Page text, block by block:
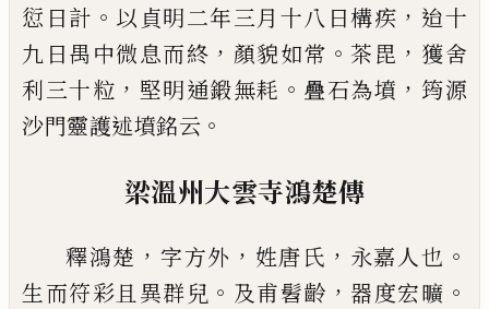
愆日計 。 以貞明二年三月十八日構疾 ， 迨十
九日禺中微息而終 ， 顏貌如常 。 茶毘 ， 獲舍
利三十粒 ， 堅明通鍛無耗 。 疊石為墳 ， 筠源
沙門靈護述墳銘云 。
梁溫州大雲寺鴻楚傳
釋鴻楚 ， 字方外 ， 姓唐氏 ， 永嘉人也 。
生而符彩且異群兒 。 及甫髫齡 ， 器度宏曠 。